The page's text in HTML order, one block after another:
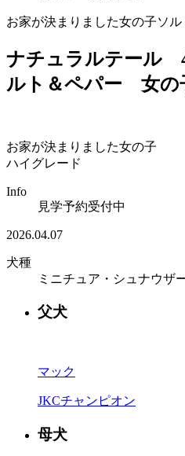
お家が決まりました女の子ソ
ナチュラルテール
ルト＆ペパー 女
お家が決まりました女の子
ハイグレード
Info
見学予約受付中
2026.04.07
犬種
ミニチュア・シュナウザ
父犬
マック
JKCチャンピオン
母犬